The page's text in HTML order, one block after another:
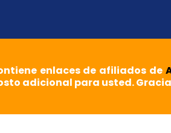
enlaces de afiliados de
adicional para usted.